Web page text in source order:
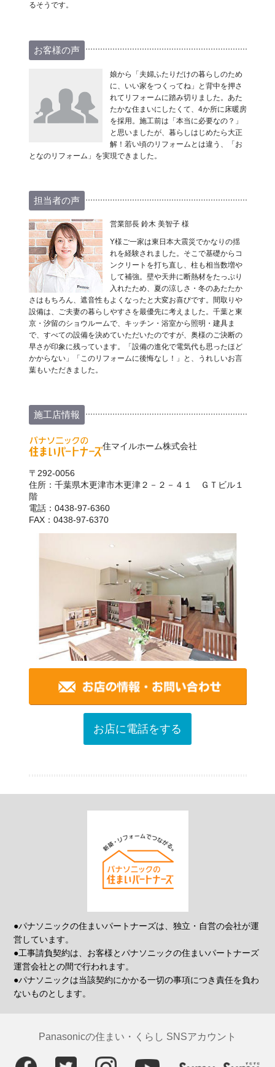
るそうです。
お客様の声
娘から「夫婦ふたりだけの暮らしのため
に、いい家をつくってね」と背中を押さ
れてリフォームに踏み切りました。あた
たかな住まいにしたくて、4か所に床暖房
を採用。施工前は「本当に必要なの？」
と思いましたが、暮らしはじめたら大正
解！若い頃のリフォームとは違う、「お
となのリフォーム」を実現できました。
担当者の声
営業部長 鈴木 美智子 様
Y様ご一家は東日本大震災でかなりの揺
れを経験されました。そこで基礎からコ
ンクリートを打ち直し、柱も相当数増や
して補強。壁や天井に断熱材をたっぷり
入れたため、夏の涼しさ・冬のあたたか
さはもちろん、遮音性もよくなったと大変お喜びです。間取りや
設備は、ご夫妻の暮らしやすさを最優先に考えました。千葉と東
京・汐留のショウルームで、キッチン・浴室から照明・建具ま
で、すべての設備を決めていただいたのですが、奥様のご決断の
早さが印象に残っています。「設備の進化で電気代も思ったほど
かからない」「このリフォームに後悔なし！」と、うれしいお言
葉もいただきました。
施工店情報
住マイルホーム株式会社
〒292-0056
住所：千葉県木更津市木更津２－２－４１ ＧＴビル１
階
電話：0438-97-6360
FAX：0438-97-6370
お店に電話をする
●パナソニックの住まいパートナーズは、独立・自営の会社が運
営しています。
●工事請負契約は、お客様とパナソニックの住まいパートナーズ
運営会社との間で行われます。
●パナソニックは当該契約にかかる一切の事項につき責任を負わ
ないものとします。
Panasonicの住まい・くらし SNSアカウント